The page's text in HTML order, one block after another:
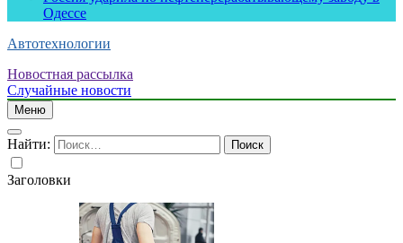
Одессе
Автотехнологии
Новостная рассылка
Случайные новости
Меню
Найти:
Заголовки